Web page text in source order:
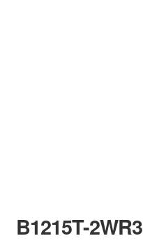
B1215T-2WR3